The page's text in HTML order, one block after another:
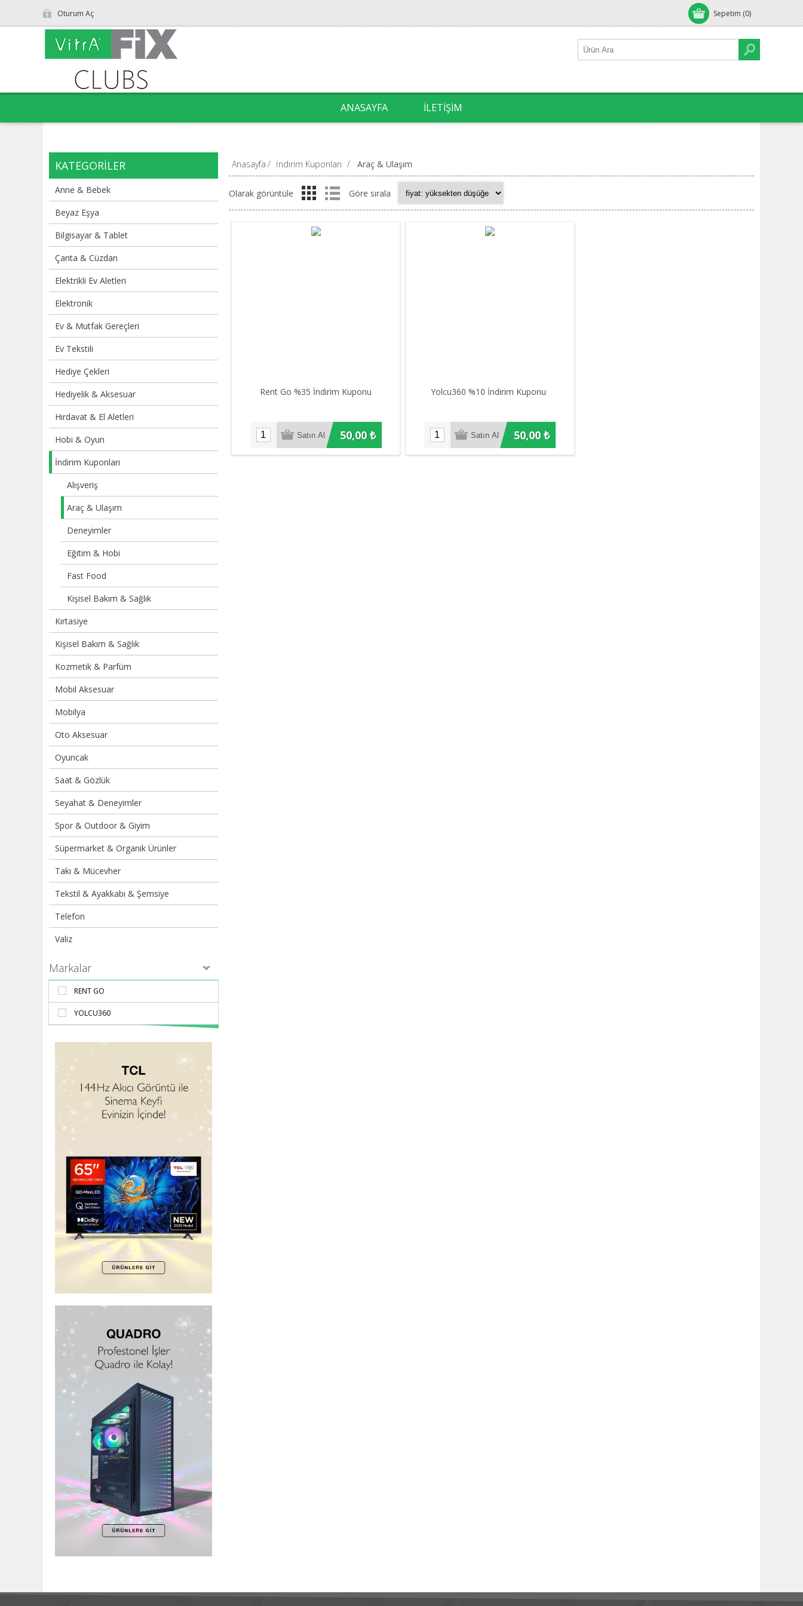
Sepetim (0)
Oturum Aç
ANASAYFA İLETIŞIM
KATEGORILER
Anne & Bebek
Beyaz Eşya
Bilgisayar & Tablet
Çanta & Cüzdan
Elektrikli Ev Aletleri
Elektronik
Ev & Mutfak Gereçleri
Ev Tekstili
Hediye Çekleri
Hediyelik & Aksesuar
Hırdavat & El Aletleri
Hobi & Oyun
İndirim Kuponları
Alışveriş
Araç & Ulaşım
Deneyimler
Eğitim & Hobi
Fast Food
Kişisel Bakım & Sağlık
Kırtasiye
Kişisel Bakım & Sağlık
Kozmetik & Parfüm
Mobil Aksesuar
Mobilya
Oto Aksesuar
Oyuncak
Saat & Gözlük
Seyahat & Deneyimler
Spor & Outdoor & Giyim
Süpermarket & Organik Ürünler
Takı & Mücevher
Tekstil & Ayakkabı & Şemsiye
Telefon
Valiz
Markalar
RENT GO
YOLCU360
Anasayfa / İndirim Kuponları / Araç & Ulaşım
Olarak görüntüle Göre sırala
Rent Go %35 İndirim Kuponu
50,00 ₺
Yolcu360 %10 İndirim Kuponu
50,00 ₺